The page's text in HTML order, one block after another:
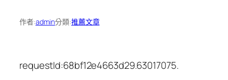
作者:admin分類:推薦文章
requestId:68bf12e4663d29.63017075.